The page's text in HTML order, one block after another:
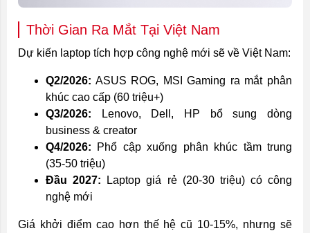
Thời Gian Ra Mắt Tại Việt Nam
Dự kiến laptop tích hợp công nghệ mới sẽ về Việt Nam:
Q2/2026: ASUS ROG, MSI Gaming ra mắt phân
khúc cao cấp (60 triệu+)
Q3/2026: Lenovo, Dell, HP bổ sung dòng
business & creator
Q4/2026: Phổ cập xuống phân khúc tầm trung
(35-50 triệu)
Đầu 2027: Laptop giá rẻ (20-30 triệu) có công
nghệ mới
Giá khởi điểm cao hơn thế hệ cũ 10-15%, nhưng sẽ